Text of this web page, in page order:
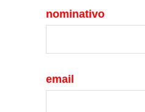
nominativo
email